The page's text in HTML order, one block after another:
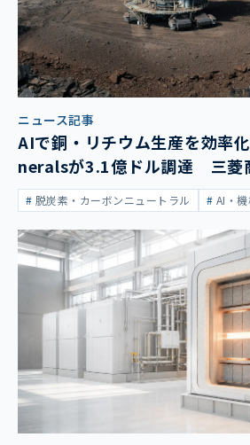
ニュース記事
AIで銅・リチウム生産を効率
neralsが3.1億ドル調達 三菱
脱炭素・カーボンニュートラル AI・